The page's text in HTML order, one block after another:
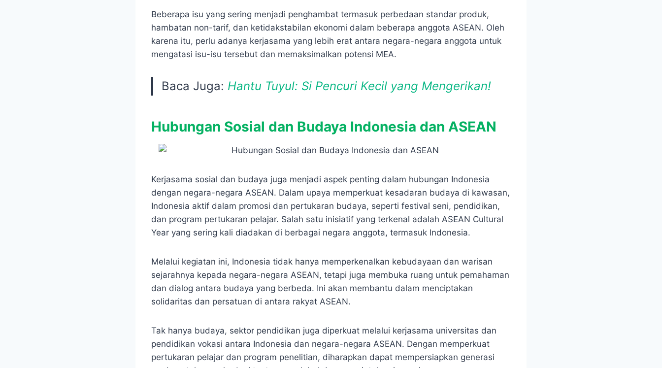
Beberapa isu yang sering menjadi penghambat termasuk perbedaan standar produk,
hambatan non-tarif, dan ketidakstabilan ekonomi dalam beberapa anggota ASEAN. Oleh
karena itu, perlu adanya kerjasama yang lebih erat antara negara-negara anggota untuk
mengatasi isu-isu tersebut dan memaksimalkan potensi MEA.
Baca Juga: Hantu Tuyul: Si Pencuri Kecil yang Mengerikan!
Hubungan Sosial dan Budaya Indonesia dan ASEAN
Kerjasama sosial dan budaya juga menjadi aspek penting dalam hubungan Indonesia
dengan negara-negara ASEAN. Dalam upaya memperkuat kesadaran budaya di kawasan,
Indonesia aktif dalam promosi dan pertukaran budaya, seperti festival seni, pendidikan,
dan program pertukaran pelajar. Salah satu inisiatif yang terkenal adalah ASEAN Cultural
Year yang sering kali diadakan di berbagai negara anggota, termasuk Indonesia.
Melalui kegiatan ini, Indonesia tidak hanya memperkenalkan kebudayaan dan warisan
sejarahnya kepada negara-negara ASEAN, tetapi juga membuka ruang untuk pemahaman
dan dialog antara budaya yang berbeda. Ini akan membantu dalam menciptakan
solidaritas dan persatuan di antara rakyat ASEAN.
Tak hanya budaya, sektor pendidikan juga diperkuat melalui kerjasama universitas dan
pendidikan vokasi antara Indonesia dan negara-negara ASEAN. Dengan memperkuat
pertukaran pelajar dan program penelitian, diharapkan dapat mempersiapkan generasi